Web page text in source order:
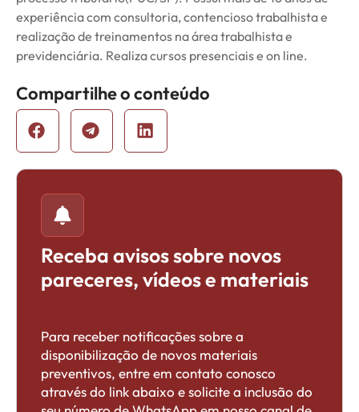
experiência com consultoria, contencioso trabalhista e
realização de treinamentos na área trabalhista e
previdenciária. Realiza cursos presenciais e on line.
Compartilhe o conteúdo
Receba avisos sobre novos
pareceres, vídeos e materiais
Para receber notificações sobre a
disponibilização de novos materiais
preventivos, entre em contato conosco
através do link abaixo e solicite a inclusão do